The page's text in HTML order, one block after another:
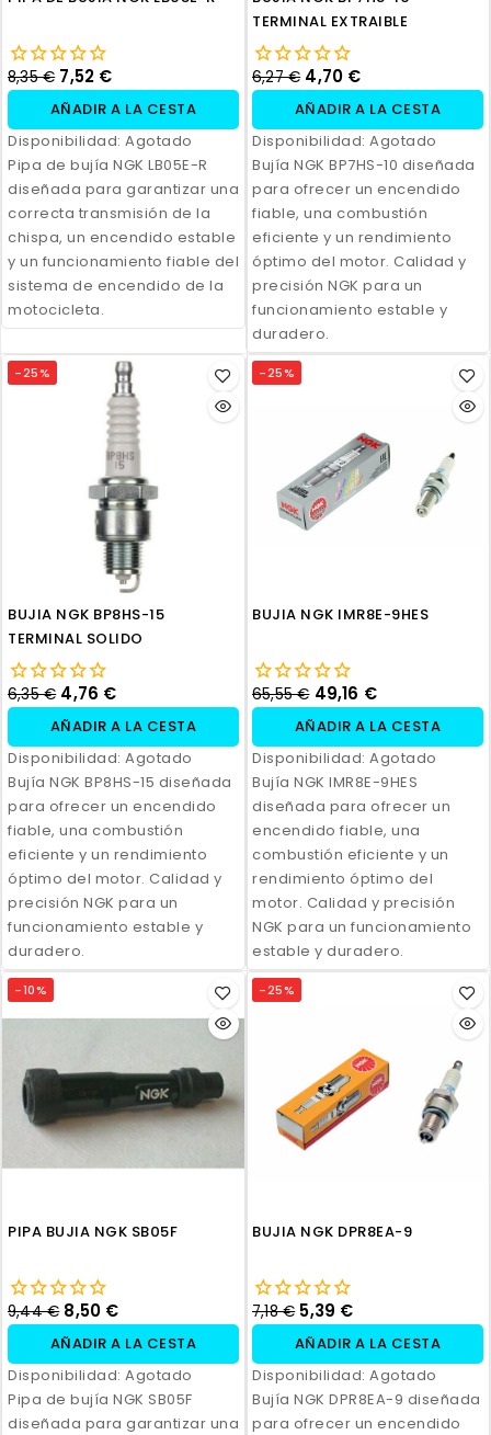
8,35 € 7,52 €
AÑADIR A LA CESTA
Disponibilidad: Agotado
Pipa de bujía NGK LB05E-R
diseñada para garantizar una
correcta transmisión de la
chispa, un encendido estable
y un funcionamiento fiable del
sistema de encendido de la
motocicleta.
TERMINAL EXTRAIBLE
6,27 € 4,70 €
AÑADIR A LA CESTA
Disponibilidad: Agotado
Bujía NGK BP7HS-10 diseñada
para ofrecer un encendido
fiable, una combustión
eficiente y un rendimiento
óptimo del motor. Calidad y
precisión NGK para un
funcionamiento estable y
duradero.
-25%
BUJIA NGK BP8HS-15
TERMINAL SOLIDO
6,35 € 4,76 €
AÑADIR A LA CESTA
Disponibilidad: Agotado
Bujía NGK BP8HS-15 diseñada
para ofrecer un encendido
fiable, una combustión
eficiente y un rendimiento
óptimo del motor. Calidad y
precisión NGK para un
funcionamiento estable y
duradero.
-25%
BUJIA NGK IMR8E-9HES
65,55 € 49,16 €
AÑADIR A LA CESTA
Disponibilidad: Agotado
Bujía NGK IMR8E-9HES
diseñada para ofrecer un
encendido fiable, una
combustión eficiente y un
rendimiento óptimo del
motor. Calidad y precisión
NGK para un funcionamiento
estable y duradero.
-10%
PIPA BUJIA NGK SB05F
9,44 € 8,50 €
AÑADIR A LA CESTA
Disponibilidad: Agotado
Pipa de bujía NGK SB05F
diseñada para garantizar una
-25%
BUJIA NGK DPR8EA-9
7,18 € 5,39 €
AÑADIR A LA CESTA
Disponibilidad: Agotado
Bujía NGK DPR8EA-9 diseñada
para ofrecer un encendido